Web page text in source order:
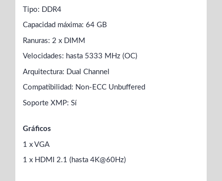
Tipo: DDR4
Capacidad máxima: 64 GB
Ranuras: 2 x DIMM
Velocidades: hasta 5333 MHz (OC)
Arquitectura: Dual Channel
Compatibilidad: Non-ECC Unbuffered
Soporte XMP: Sí
Gráficos
1 x VGA
1 x HDMI 2.1 (hasta 4K@60Hz)